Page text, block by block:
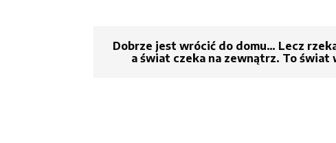
Dobrze jest wrócić do domu… Lecz
a świat czeka na zewnątrz. To świat